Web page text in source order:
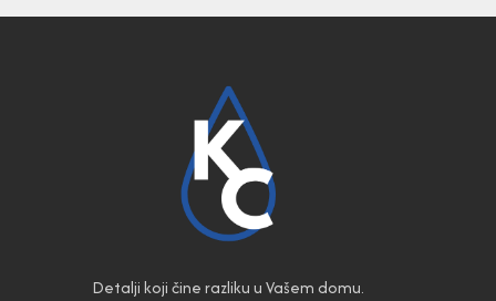
Detalji koji čine razliku u Vašem domu.